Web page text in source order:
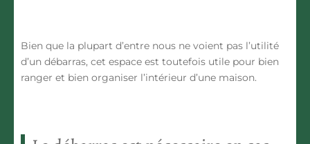
Bien que la plupart d’entre nous ne voient pas l’utilité
d’un débarras, cet espace est toutefois utile pour bien
ranger et bien organiser l’intérieur d’une maison.